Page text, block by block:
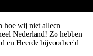
hoe wij niet alleen
Nederland! Zo hebben
en Heerde bijvoorbeeld